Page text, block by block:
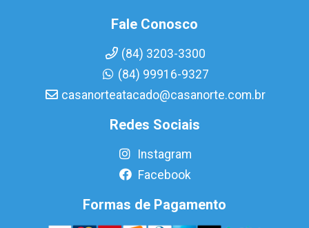
Fale Conosco
(84) 3203-3300
(84) 99916-9327
casanorteatacado@casanorte.com.br
Redes Sociais
Instagram
Facebook
Formas de Pagamento